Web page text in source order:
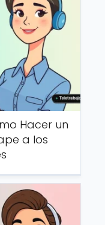
Hacer un
a los